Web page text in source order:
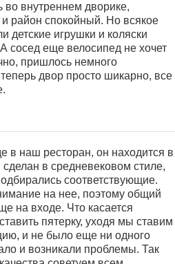
во внутреннем дворике,
район спокойный. Но всякое
детские игрушки и коляски
сосед еще велосипед не хочет
пришлось немного
двор просто шикарно, все
в наш ресторан, он находится в
в средневековом стиле,
соответствующие.
на нее, поэтому общий
на входе. Что касается
пятерку, уходя мы ставим
и не было еще ни одного
и возникали проблемы. Так